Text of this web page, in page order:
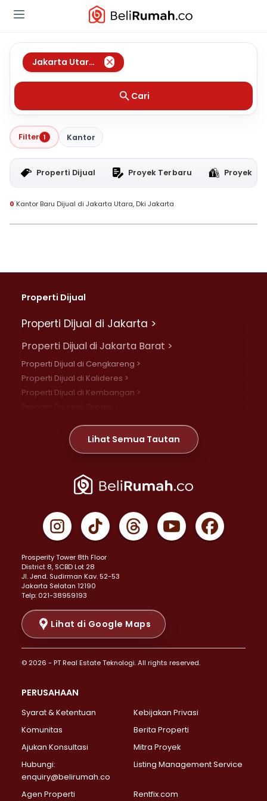
Jakarta Utara Dki Jakarta
Cari
Filter 1 Kantor
Properti Dijual Proyek Terbaru Proyek
0 Kantor Baru Dijual di Jakarta Utara, Dki Jakarta
Properti Dijual
Properti Dijual di Jakarta >
Properti Dijual di Jakarta Barat >
Properti Dijual di Cengkareng >
Properti Dijual di Kalideres >
Properti Dijual di Kembangan >
Properti Dijual di Meruya >
Properti Dijual di Jelambar >
Properti Dijual di Jakarta Pusat >
Properti Dijual di Gambir >
Properti Dijual di Johar Baru >
Properti Dijual di Menteng >
Properti Dijual di Senen >
Properti Dijual di Tanah Abang >
Properti Dijual di Cikini >
Properti Dijual di Kramat >
Properti Dijual di Pasar Baru >
Properti Dijual di Bendungan Hilir >
Properti Dijual di Jakarta Selatan >
Properti Dijual di Lebak Bulus >
Properti Dijual di Gandaria Selatan >
Properti Dijual di Pondok Labu >
Properti Dijual di Lenteng Agung >
Properti Dijual di Senayan >
Properti Dijual di Pondok Pinang >
Lihat Semua Tautan
Prosperity Tower 8th Floor
District 8, SCBD Lot 28
JI. Jend. Sudirman Kav. 52-53
Jakarta Selatan 12190
Telp: 021-38959193
Lihat di Google Maps
© 2026 - PT Real Estate Teknologi. All rights reserved.
PERUSAHAAN
Syarat & Ketentuan
Kebijakan Privasi
Komunitas
Berita Properti
Ajukan Konsultasi
Mitra Proyek
Hubungi:
enquiry@belirumah.co
Listing Management Service
Agen Properti Rentfix.com